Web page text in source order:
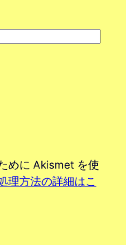
めに Akismet を使
理方法の詳細はこ